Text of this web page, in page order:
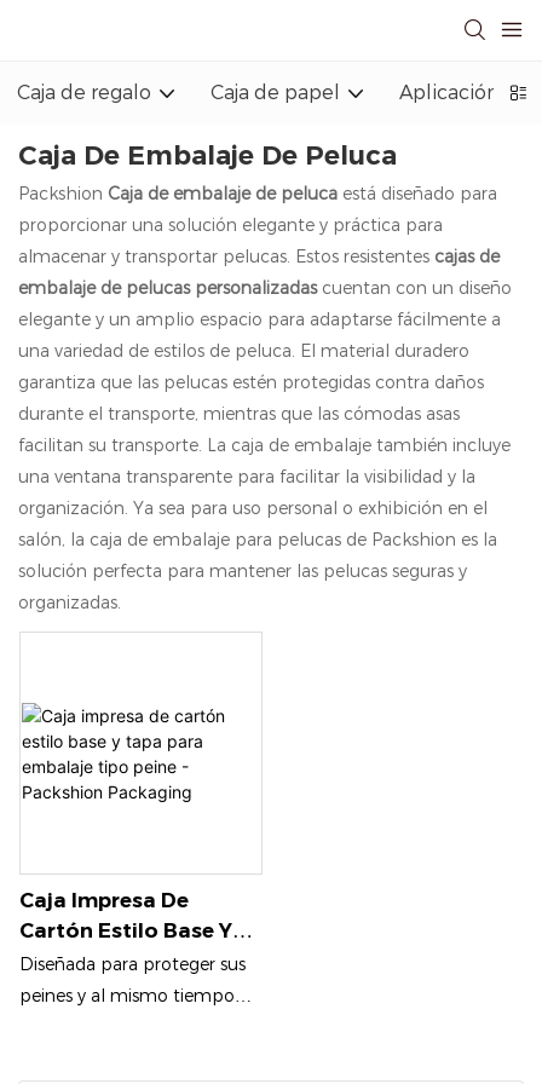
Caja de regalo Caja de papel Aplicación
Caja De Embalaje De Peluca
Packshion Caja de embalaje de peluca está diseñado para
proporcionar una solución elegante y práctica para
almacenar y transportar pelucas. Estos resistentes cajas de
embalaje de pelucas personalizadas cuentan con un diseño
elegante y un amplio espacio para adaptarse fácilmente a
una variedad de estilos de peluca. El material duradero
garantiza que las pelucas estén protegidas contra daños
durante el transporte, mientras que las cómodas asas
facilitan su transporte. La caja de embalaje también incluye
una ventana transparente para facilitar la visibilidad y la
organización. Ya sea para uso personal o exhibición en el
salón, la caja de embalaje para pelucas de Packshion es la
solución perfecta para mantener las pelucas seguras y
organizadas.
Caja Impresa De
Cartón Estilo Base Y
Tapa Para Embalaje
Tipo Peine - Packshion
Diseñada para proteger sus
peines y al mismo tiempo